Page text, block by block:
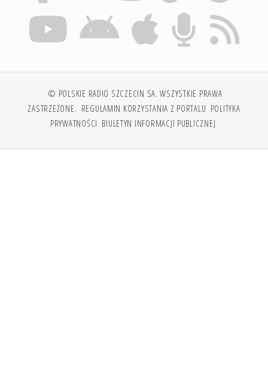
© POLSKIE RADIO SZCZECIN SA. WSZYSTKIE PRAWA
ZASTRZEŻONE. REGULAMIN KORZYSTANIA Z PORTALU POLITYKA
PRYWATNOŚCI BIULETYN INFORMACJI PUBLICZNEJ